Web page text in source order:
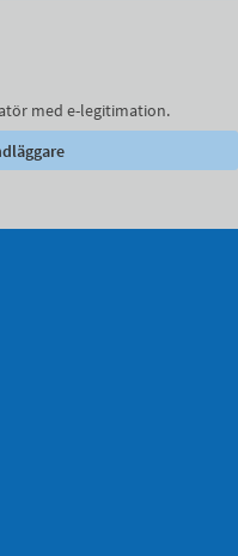
med e-legitimation.